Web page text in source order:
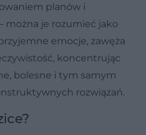
planów i
można je rozumieć jako
emocje, zawęża
koncentrując
bolesne i tym samym
rozwiązań.